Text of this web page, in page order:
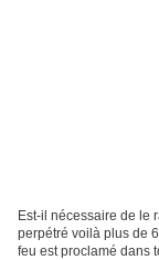
Est-il nécessaire de le
perpétré voilà plus de
feu est proclamé dans